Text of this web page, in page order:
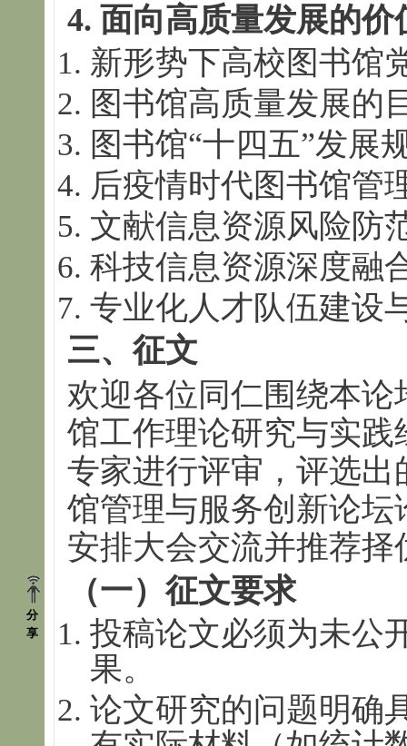
分
享
4. 面向高质量发展的
新形势下高校图书馆
图书馆高质量发展的
图书馆“十四五”发展
后疫情时代图书馆管
文献信息资源风险防
科技信息资源深度融
专业化人才队伍建设
三、征文
欢迎各位同仁围绕本
馆工作理论研究与实
专家进行评审，评选
馆管理与服务创新论
安排大会交流并推荐择
（一）征文要求
投稿论文必须为未公
果。
论文研究的问题明确